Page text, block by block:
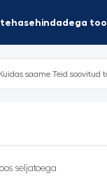
seljatoega